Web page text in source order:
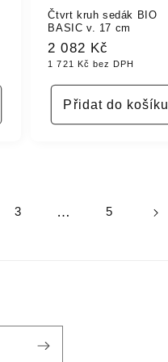
Čtvrt kruh sedák BIO
BASIC v. 17 cm
Běžná
cena
2 082 Kč
1 721 Kč bez DPH
Přidat do košíku
3 … 5